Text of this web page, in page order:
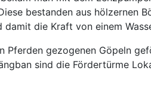
bestanden aus hölzernen
die Kraft von einem
Pferden gezogenen Göpeln
sind die Fördertürme